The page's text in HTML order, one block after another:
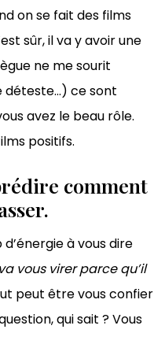
on se fait des films
sûr, il va y avoir une
ne me sourit
déteste…) ce sont
avez le beau rôle.
positifs.
comment
à vous dire
vous virer parce qu’il
peut être vous confier
qui sait ? Vous